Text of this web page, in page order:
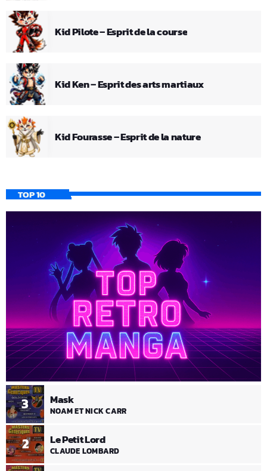
Kid Pilote – Esprit de la course
Kid Ken – Esprit des arts martiaux
Kid Fourasse – Esprit de la nature
TOP 10
2 Le Petit Lord
CLAUDE LOMBARD
3 Mask
NOAM ET NICK CARR